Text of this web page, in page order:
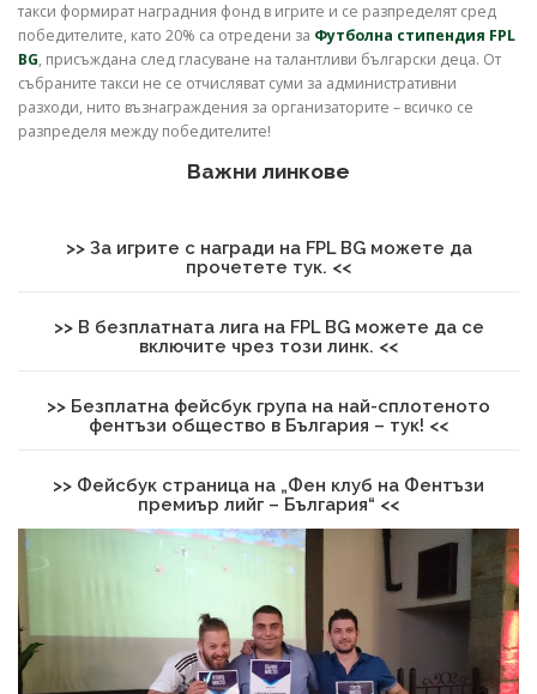
такси формират наградния фонд в игрите и се разпределят сред
победителите, като 20% са отредени за Футболна стипендия FPL
BG, присъждана след гласуване на талантливи български деца. От
събраните такси не се отчисляват суми за административни
разходи, нито възнаграждения за организаторите – всичко се
разпределя между победителите!
Важни линкове
>> За игрите с награди на FPL BG можете да
прочетете тук. <<
>> В безплатната лига на FPL BG можете да се
включите чрез този линк. <<
>> Безплатна фейсбук група на най-сплотеното
фентъзи общество в България – тук! <<
>> Фейсбук страница на „Фен клуб на Фентъзи
премиър лийг – България“ <<